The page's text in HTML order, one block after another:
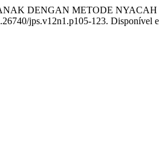
DENGAN METODE
jps.v12n1.p105-123. Disponível